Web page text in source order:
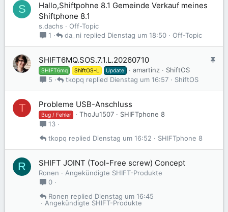
S
Hallo,Shiftpohne 8.1 Gemeinde Verkauf meines
Shiftphone 8.1
s.dachs
Off-Topic
1
Off-Topic
Dienstag um 18:50
da_ni
A
SHIFT6MQ.SOS.7.1.L.20260710
SHIFT6mq ShiftOS-L Update amartinz
ShiftOS
5
ShiftOS
Dienstag um 16:57
tkopq
T Probleme USB-Anschluss
Bug / Fehler ThoJu1507
SHIFTphone 8
13
SHIFTphone 8
Dienstag um 16:52
tkopq
R SHIFT JOINT (Tool-Free screw) Concept
Ronen
Angekündigte SHIFT-Produkte
0
Angekündigte SHIFT-Produkte
Dienstag um 16:45
Ronen